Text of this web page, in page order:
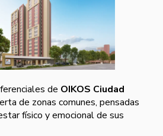
de OIKOS Ciudad
de zonas comunes, pensadas
físico y emocional de sus